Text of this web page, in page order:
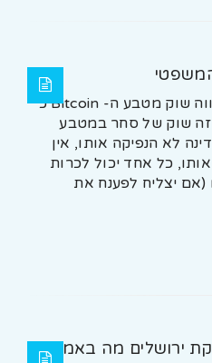
בימים אלה (מרץ 2014) שווה שוק מטבע ה- Bitcoin כ
אמיתיים. זה שוק של סחר במטבע
לא הנפיקה אותו, אין
כל אחד יכול לכרות
(אם יצליח לפענח את
ירושלים מה באמת